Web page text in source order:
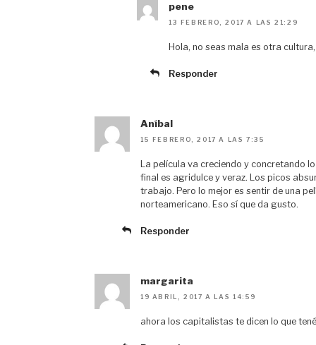
pene
13 FEBRERO, 2017 A LAS 21:29
Hola, no seas mala es otra
Responder
Aníbal
15 FEBRERO, 2017 A LAS 7:35
La película va creciendo y concretando
final es agridulce y veraz. Los picos
trabajo. Pero lo mejor es sentir de una
norteamericano. Eso sí que da gusto.
Responder
margarita
19 ABRIL, 2017 A LAS 14:59
ahora los capitalistas te dicen lo que